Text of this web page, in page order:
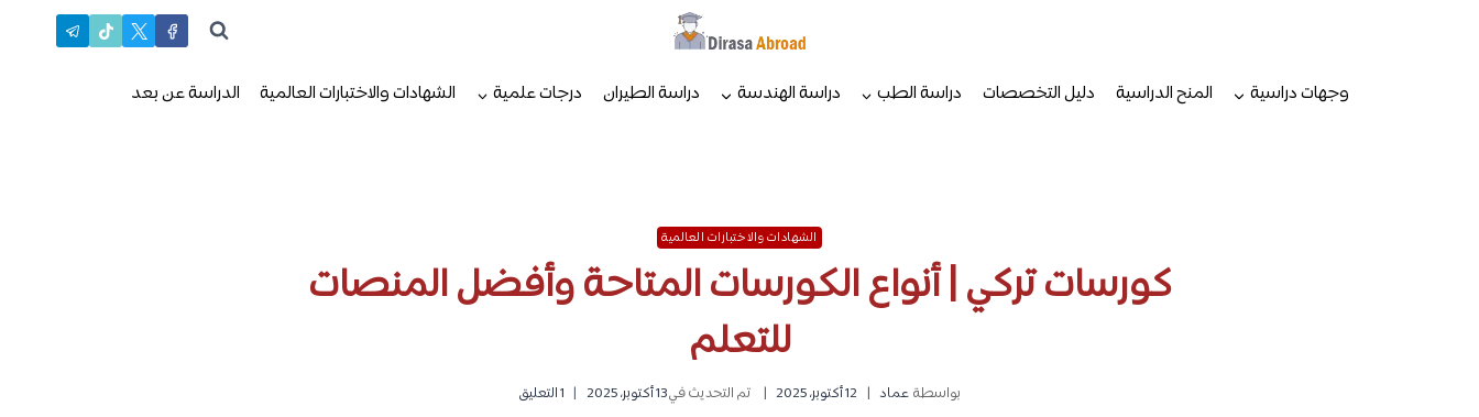
وجهات دراسية
المنح الدراسية دليل التخصصات دراسة الطب دراسة الهندسة دراسة الطيران درجات علمية الشهادات والاختبارات العالمية الدراسة عن بعد
الشهادات والاختبارات العالمية
كورسات تركي | أنواع الكورسات المتاحة وأفضل المنصات
للتعلم
بواسطة عماد 12 أكتوبر، 2025 تم التحديث في13 أكتوبر، 2025 1 التعليق